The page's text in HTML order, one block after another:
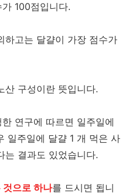
100점입니다.
하고는 달걀이 가장 점수가
산 구성이란 뜻입니다.
연구에 따르면 일주일에
일주일에 달걀 1 개 먹은 사
는 결과도 있었습니다.
것으로 하나를 드시면 됩니